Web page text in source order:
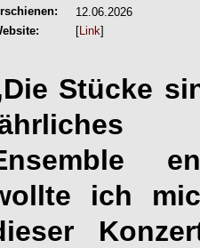
12.06.2026
[Link]
Stücke
ich